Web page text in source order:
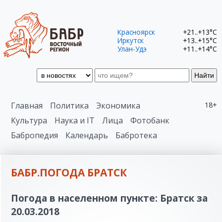
Найти
Красноярск
+21..+13°C
Иркутск
+13..+15°C
Улан-Удэ
+11..+14°C
18+
Главная Политика
Экономика
Культура
Наука и IT Лица
Фотобанк
Бабропедия
Календарь Бабротека
БАБР.ПОГОДА БРАТСК
Погода в населенном пункте: Братск за
20.03.2018